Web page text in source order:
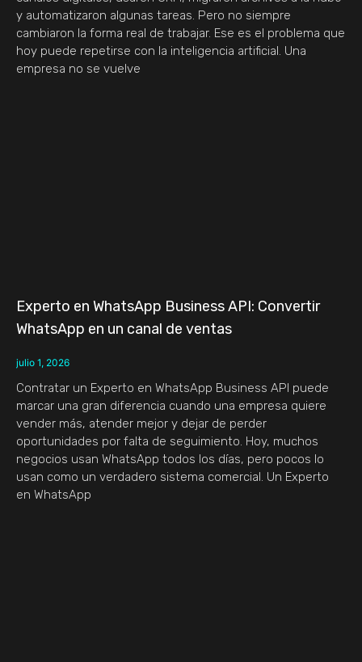
y automatizaron algunas tareas. Pero no siempre
cambiaron la forma real de trabajar. Ese es el problema que
hoy puede repetirse con la inteligencia artificial. Una
empresa no se vuelve
Experto en WhatsApp Business API: Convertir
WhatsApp en un canal de ventas
julio 1, 2026
Contratar un Experto en WhatsApp Business API puede
marcar una gran diferencia cuando una empresa quiere
vender más, atender mejor y dejar de perder
oportunidades por falta de seguimiento. Hoy, muchos
negocios usan WhatsApp todos los días, pero pocos lo
usan como un verdadero sistema comercial. Un Experto
en WhatsApp